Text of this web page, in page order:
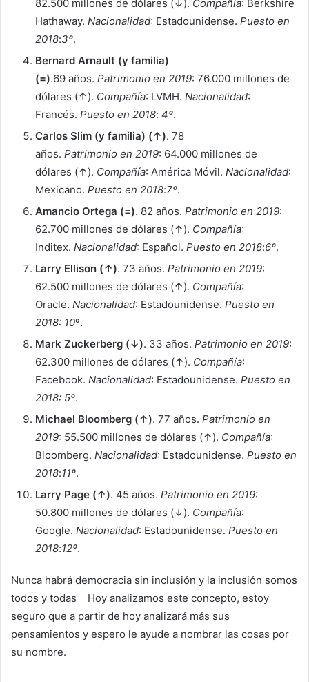
82.500 millones de dólares (↓). Compañía: Berkshire
Hathaway. Nacionalidad: Estadounidense. Puesto en
2018:3º.
Bernard Arnault (y familia)
(=).69 años. Patrimonio en 2019: 76.000 millones de
dólares (↑). Compañía: LVMH. Nacionalidad:
Francés. Puesto en 2018: 4º.
Carlos Slim (y familia) (↑). 78
años. Patrimonio en 2019: 64.000 millones de
dólares (↑). Compañía: América Móvil. Nacionalidad:
Mexicano. Puesto en 2018:7º.
Amancio Ortega (=). 82 años. Patrimonio en 2019:
62.700 millones de dólares (↑). Compañía:
Inditex. Nacionalidad: Español. Puesto en 2018:6º.
Larry Ellison (↑). 73 años. Patrimonio en 2019:
62.500 millones de dólares (↑). Compañía:
Oracle. Nacionalidad: Estadounidense. Puesto en
2018: 10º.
Mark Zuckerberg (↓). 33 años. Patrimonio en 2019:
62.300 millones de dólares (↑). Compañía:
Facebook. Nacionalidad: Estadounidense. Puesto en
2018: 5º.
Michael Bloomberg (↑). 77 años. Patrimonio en
2019: 55.500 millones de dólares (↑). Compañía:
Bloomberg. Nacionalidad: Estadounidense. Puesto en
2018:11º.
Larry Page (↑). 45 años. Patrimonio en 2019:
50.800 millones de dólares (↓). Compañía:
Google. Nacionalidad: Estadounidense. Puesto en
2018:12º.
Nunca habrá democracia sin inclusión y la inclusión somos
todos y todas Hoy analizamos este concepto, estoy
seguro que a partir de hoy analizará más sus
pensamientos y espero le ayude a nombrar las cosas por
su nombre.